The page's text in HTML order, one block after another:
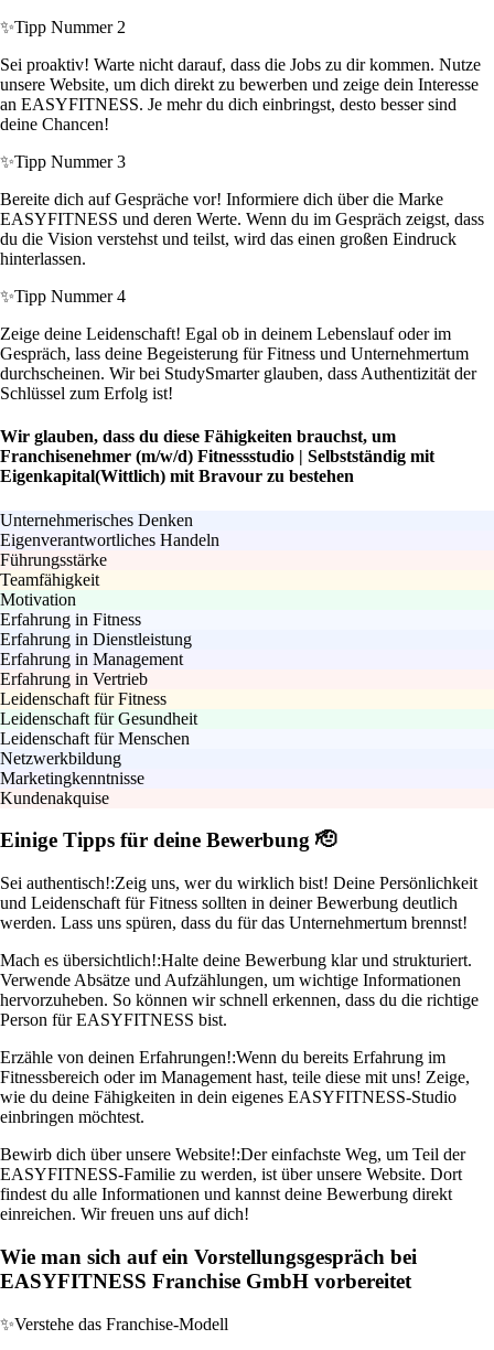
✨Tipp Nummer 2
Sei proaktiv! Warte nicht darauf, dass die Jobs zu dir kommen. Nutze
unsere Website, um dich direkt zu bewerben und zeige dein Interesse
an EASYFITNESS. Je mehr du dich einbringst, desto besser sind
deine Chancen!
✨Tipp Nummer 3
Bereite dich auf Gespräche vor! Informiere dich über die Marke
EASYFITNESS und deren Werte. Wenn du im Gespräch zeigst, dass
du die Vision verstehst und teilst, wird das einen großen Eindruck
hinterlassen.
✨Tipp Nummer 4
Zeige deine Leidenschaft! Egal ob in deinem Lebenslauf oder im
Gespräch, lass deine Begeisterung für Fitness und Unternehmertum
durchscheinen. Wir bei StudySmarter glauben, dass Authentizität der
Schlüssel zum Erfolg ist!
Wir glauben, dass du diese Fähigkeiten brauchst, um
Franchisenehmer (m/w/d) Fitnessstudio | Selbstständig mit
Eigenkapital(Wittlich) mit Bravour zu bestehen
Unternehmerisches Denken
Eigenverantwortliches Handeln
Führungsstärke
Teamfähigkeit
Motivation
Erfahrung in Fitness
Erfahrung in Dienstleistung
Erfahrung in Management
Erfahrung in Vertrieb
Leidenschaft für Fitness
Leidenschaft für Gesundheit
Leidenschaft für Menschen
Netzwerkbildung
Marketingkenntnisse
Kundenakquise
Einige Tipps für deine Bewerbung 🫡
Sei authentisch!:Zeig uns, wer du wirklich bist! Deine Persönlichkeit
und Leidenschaft für Fitness sollten in deiner Bewerbung deutlich
werden. Lass uns spüren, dass du für das Unternehmertum brennst!
Mach es übersichtlich!:Halte deine Bewerbung klar und strukturiert.
Verwende Absätze und Aufzählungen, um wichtige Informationen
hervorzuheben. So können wir schnell erkennen, dass du die richtige
Person für EASYFITNESS bist.
Erzähle von deinen Erfahrungen!:Wenn du bereits Erfahrung im
Fitnessbereich oder im Management hast, teile diese mit uns! Zeige,
wie du deine Fähigkeiten in dein eigenes EASYFITNESS-Studio
einbringen möchtest.
Bewirb dich über unsere Website!:Der einfachste Weg, um Teil der
EASYFITNESS-Familie zu werden, ist über unsere Website. Dort
findest du alle Informationen und kannst deine Bewerbung direkt
einreichen. Wir freuen uns auf dich!
Wie man sich auf ein Vorstellungsgespräch bei
EASYFITNESS Franchise GmbH vorbereitet
✨Verstehe das Franchise-Modell